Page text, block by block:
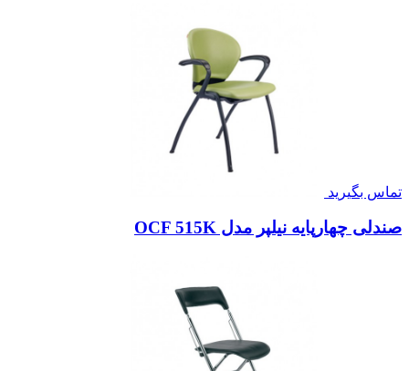
تماس بگیرید
صندلی چهارپایه نیلپر مدل OCF 515K